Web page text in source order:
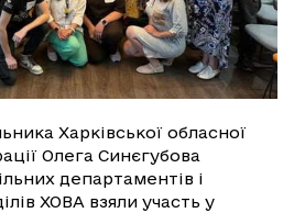
Харківської обласної
Олега Синєгубова
департаментів і
ХОВА взяли участь у